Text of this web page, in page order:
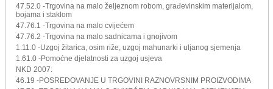
47.52.0 -Trgovina na malo željeznom robom, građevinskim materijalom,
bojama i staklom
47.76.1 -Trgovina na malo cvijećem
47.76.2 -Trgovina na malo sadnicama i gnojivom
1.11.0 -Uzgoj žitarica, osim riže, uzgoj mahunarki i uljanog sjemenja
1.61.0 -Pomoćne djelatnosti za uzgoj usjeva
NKD 2007:
46.19 -POSREDOVANJE U TRGOVINI RAZNOVRSNIM PROIZVODIMA